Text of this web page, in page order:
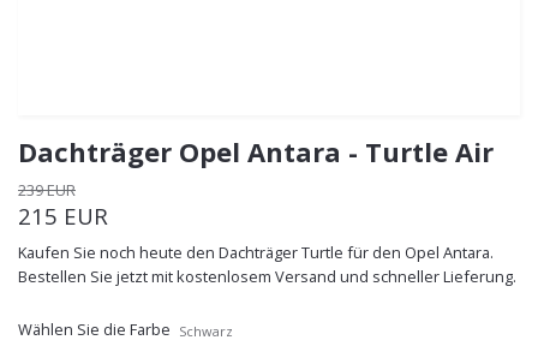
Dachträger Opel Antara - Turtle Air
239 EUR
215 EUR
Kaufen Sie noch heute den Dachträger Turtle für den Opel Antara.
Bestellen Sie jetzt mit kostenlosem Versand und schneller Lieferung.
Wählen Sie die Farbe Schwarz